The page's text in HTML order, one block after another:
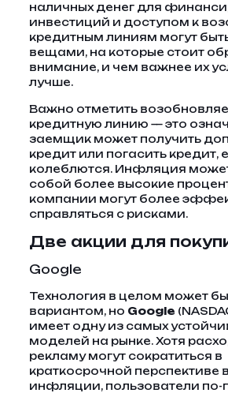
наличных денег для
инвестиций и доступом к
кредитным линиям могут
вещами, на которые стоит
внимание, и чем важнее их
лучше.
Важно отметить
кредитную линию — это
заемщик может получить
кредит или погасить кредит,
колеблются. Инфляция
собой более высокие
компании могут более
справляться с рисками.
Две акции для
Google
Технология в целом может
вариантом, но Google
имеет одну из самых
моделей на рынке. Хотя
рекламу могут сократиться в
краткосрочной перспективе
инфляции, пользователи